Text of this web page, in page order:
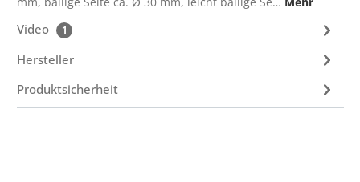
Video 1
Hersteller
Produktsicherheit